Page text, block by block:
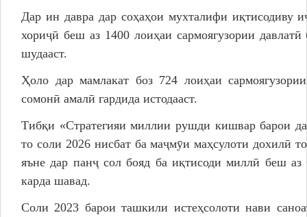
Дар ин давра дар соҳаҳои мухталифи иқтисодиву
хориҷӣ беш аз 1400 лоиҳаи сармоягузории
шудааст.
Ҳоло дар мамлакат боз 724 лоиҳаи
сомонӣ амалӣ гардида истодааст.
Тибқи «Стратегияи миллии рушди кишвар барои
то соли 2026 нисбат ба маҷмӯи маҳсулоти дохилӣ
яъне дар панҷ сол бояд ба иқтисоди миллӣ беш
карда шавад.
Соли 2023 барои ташкили истеҳсолоти нави